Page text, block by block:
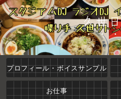
久世
プロフィール・ボイスサンプル
お仕事